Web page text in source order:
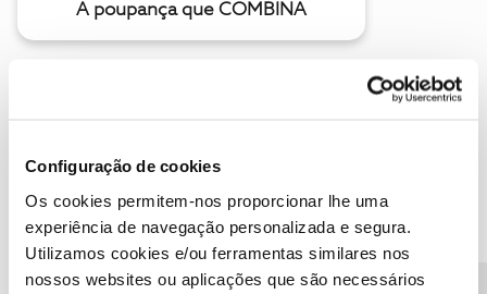
Configuração de cookies
Os cookies permitem-nos proporcionar lhe uma
experiência de navegação personalizada e segura.
Utilizamos cookies e/ou ferramentas similares nos
nossos websites ou aplicações que são necessários
A poupança que COMBINA
Descubra as novidades de julho